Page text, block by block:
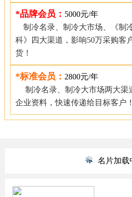
*品牌会员： 5000元/年
制冷名录、制冷大市场、《制
科》四大渠道，影响50万采购客
货！
*标准会员： 2800元/年
制冷名录、制冷大市场两大渠
企业资料，快速传递给目标客户！
名片加载